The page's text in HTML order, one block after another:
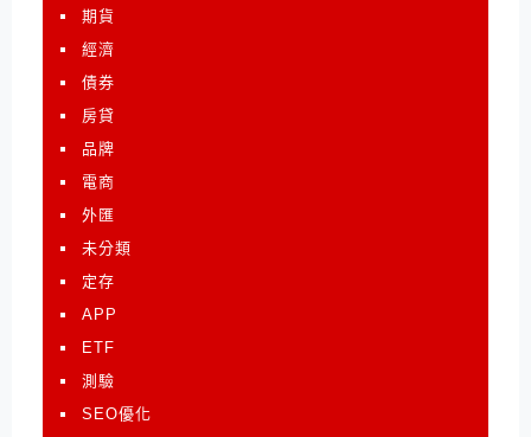
期貨
經濟
債券
房貸
品牌
電商
外匯
未分類
定存
APP
ETF
測驗
SEO優化